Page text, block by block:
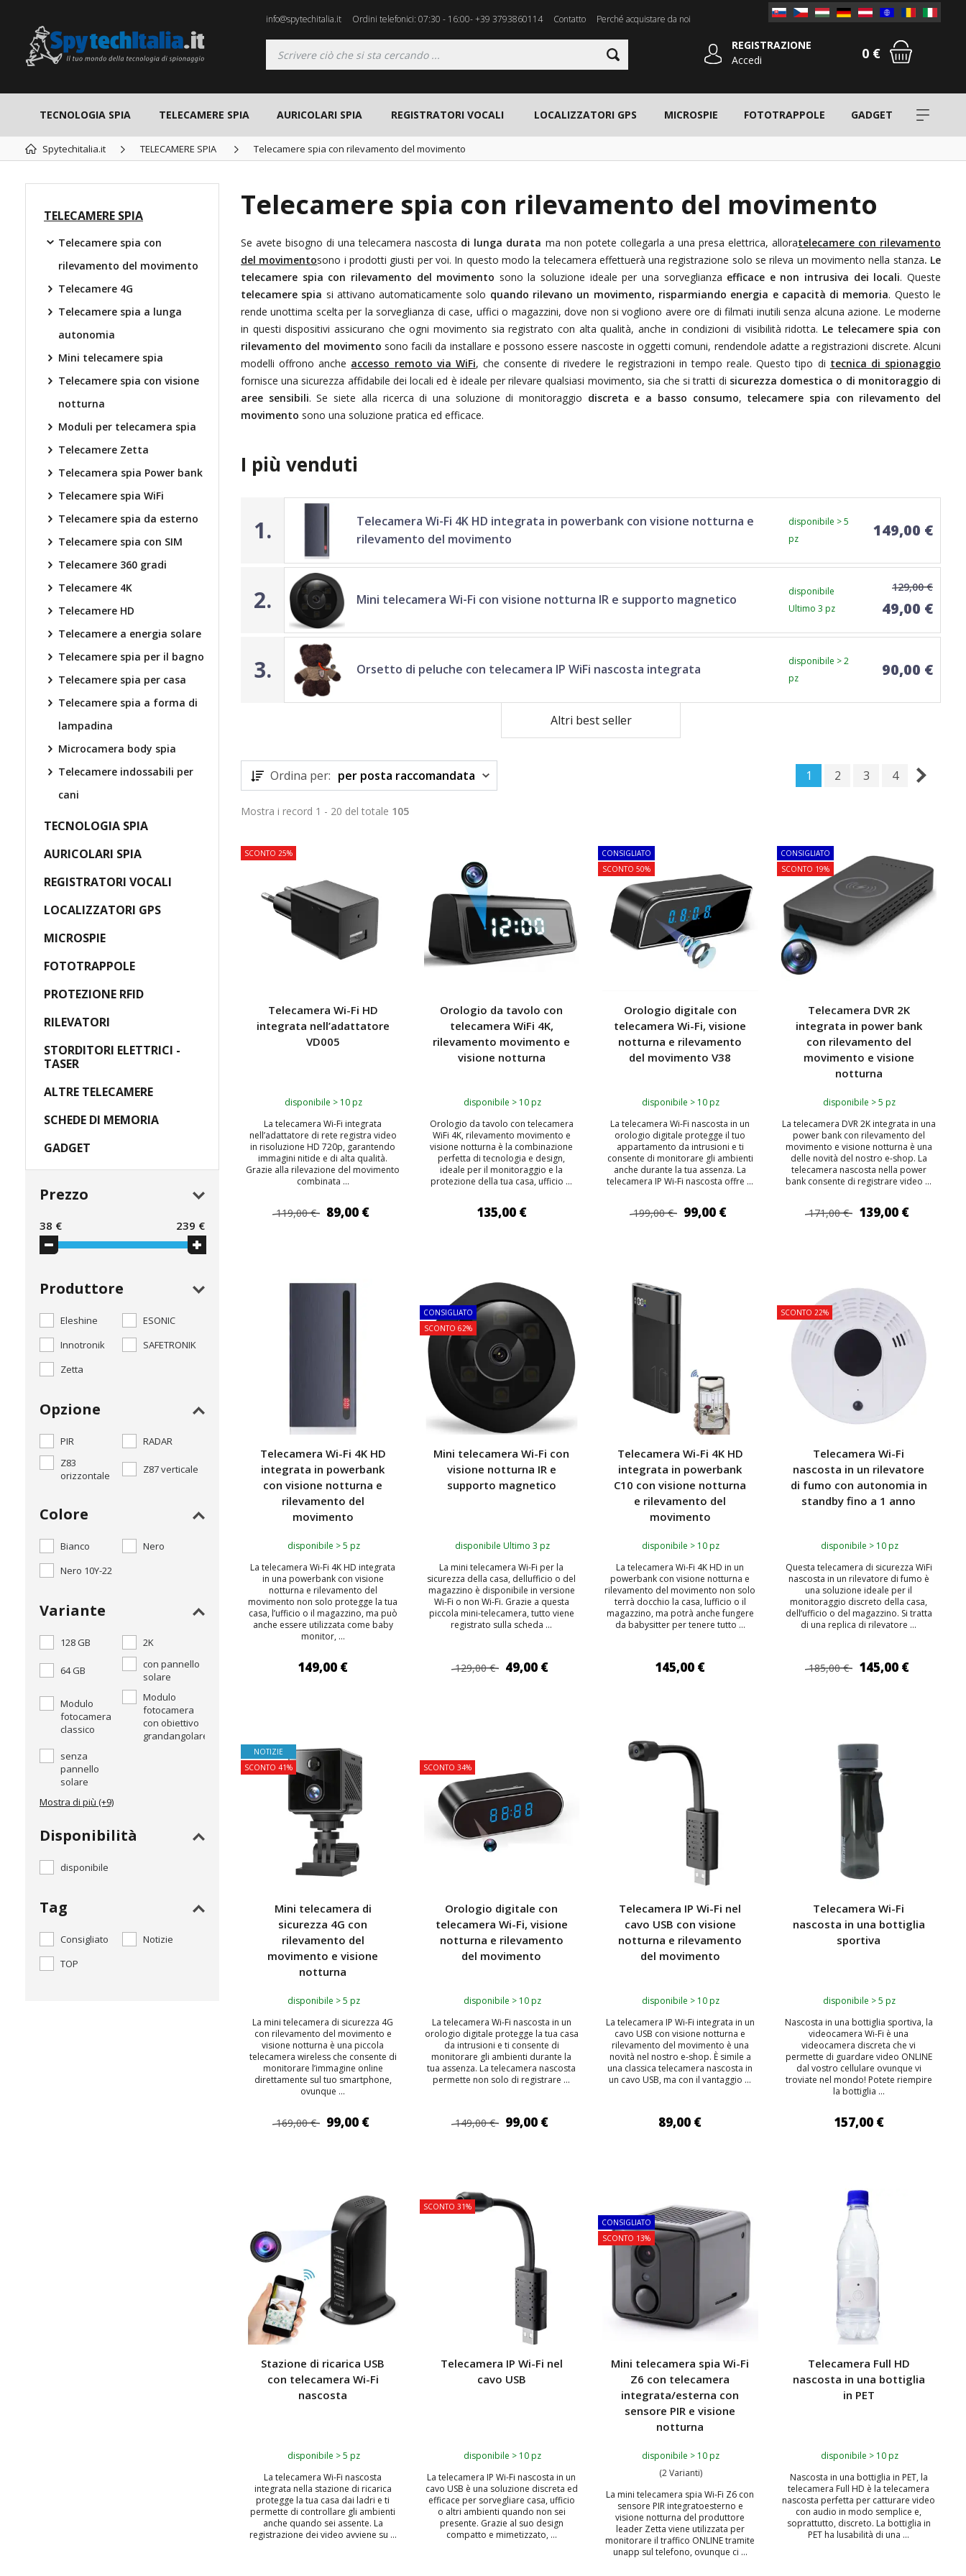
info@spytechitalia.it Ordini telefonici: 07:30 - 16:00- +39 3793860114 Contatto Perché acquistare da noi
REGISTRAZIONE
Accedi
0 €
TECNOLOGIA SPIA TELECAMERE SPIA AURICOLARI SPIA REGISTRATORI VOCALI LOCALIZZATORI GPS MICROSPIE FOTOTRAPPOLE GADGET
Spytechitalia.it TELECAMERE SPIA Telecamere spia con rilevamento del movimento
Telecamere spia con rilevamento del movimento
Se avete bisogno di una telecamera nascosta di lunga durata ma non potete collegarla a una presa elettrica, alloratelecamere con rilevamento
del movimentosono i prodotti giusti per voi. In questo modo la telecamera effettuerà una registrazione solo se rileva un movimento nella stanza. Le
telecamere spia con rilevamento del movimento sono la soluzione ideale per una sorveglianza efficace e non intrusiva dei locali. Queste
telecamere spia si attivano automaticamente solo quando rilevano un movimento, risparmiando energia e capacità di memoria. Questo le
rende unottima scelta per la sorveglianza di case, uffici o magazzini, dove non si vogliono avere ore di filmati inutili senza alcuna azione. Le moderne
in questi dispositivi assicurano che ogni movimento sia registrato con alta qualità, anche in condizioni di visibilità ridotta. Le telecamere spia con
rilevamento del movimento sono facili da installare e possono essere nascoste in oggetti comuni, rendendole adatte a registrazioni discrete. Alcuni
modelli offrono anche accesso remoto via WiFi, che consente di rivedere le registrazioni in tempo reale. Questo tipo di tecnica di spionaggio
fornisce una sicurezza affidabile dei locali ed è ideale per rilevare qualsiasi movimento, sia che si tratti di sicurezza domestica o di monitoraggio di
aree sensibili.Se siete alla ricerca di una soluzione di monitoraggio discreta e a basso consumo, telecamere spia con rilevamento del
movimento sono una soluzione pratica ed efficace.
I più venduti
1.
Telecamera Wi-Fi 4K HD integrata in powerbank con visione notturna e
rilevamento del movimento
disponibile > 5
pz
149,00 €
2. Mini telecamera Wi-Fi con visione notturna IR e supporto magnetico
disponibile
Ultimo 3 pz
129,00 €
49,00 €
3. Orsetto di peluche con telecamera IP WiFi nascosta integrata
disponibile > 2
pz
90,00 €
Altri best seller
Ordina per: per posta raccomandata
Mostra i record 1 - 20 del totale 105
1 2 3 4
SCONTO 25%
Telecamera Wi-Fi HD
integrata nell’adattatore
VD005
disponibile > 10 pz
La telecamera Wi-Fi integrata
nell’adattatore di rete registra video
in risoluzione HD 720p, garantendo
immagini nitide e di alta qualità.
Grazie alla rilevazione del movimento
combinata ...
119,00 € 89,00 €
Orologio da tavolo con
telecamera WiFi 4K,
rilevamento movimento e
visione notturna
disponibile > 10 pz
Orologio da tavolo con telecamera
WiFi 4K, rilevamento movimento e
visione notturna è la combinazione
perfetta di tecnologia e design,
ideale per il monitoraggio e la
protezione della tua casa, ufficio ...
135,00 €
CONSIGLIATO
SCONTO 50%
Orologio digitale con
telecamera Wi-Fi, visione
notturna e rilevamento
del movimento V38
disponibile > 10 pz
La telecamera Wi-Fi nascosta in un
orologio digitale protegge il tuo
appartamento da intrusioni e ti
consente di monitorare gli ambienti
anche durante la tua assenza. La
telecamera IP Wi-Fi nascosta offre ...
199,00 € 99,00 €
CONSIGLIATO
SCONTO 19%
Telecamera DVR 2K
integrata in power bank
con rilevamento del
movimento e visione
notturna
disponibile > 5 pz
La telecamera DVR 2K integrata in una
power bank con rilevamento del
movimento e visione notturna è una
delle novità del nostro e-shop. La
telecamera nascosta nella power
bank consente di registrare video ...
171,00 € 139,00 €
Telecamera Wi-Fi 4K HD
integrata in powerbank
con visione notturna e
rilevamento del
movimento
disponibile > 5 pz
La telecamera Wi-Fi 4K HD integrata
in una powerbank con visione
notturna e rilevamento del
movimento non solo protegge la tua
casa, l’ufficio o il magazzino, ma può
anche essere utilizzata come baby
monitor, ...
149,00 €
CONSIGLIATO
SCONTO 62%
Mini telecamera Wi-Fi con
visione notturna IR e
supporto magnetico
disponibile Ultimo 3 pz
La mini telecamera Wi-Fi per la
sicurezza della casa, dellufficio o del
magazzino è disponibile in versione
Wi-Fi o non Wi-Fi. Grazie a questa
piccola mini-telecamera, tutto viene
registrato sulla scheda ...
129,00 € 49,00 €
Telecamera Wi-Fi 4K HD
integrata in powerbank
C10 con visione notturna
e rilevamento del
movimento
disponibile > 10 pz
La telecamera Wi-Fi 4K HD in un
powerbank con visione notturna e
rilevamento del movimento non solo
terrà docchio la casa, lufficio o il
magazzino, ma potrà anche fungere
da babysitter per tenere tutto ...
145,00 €
SCONTO 22%
Telecamera Wi-Fi
nascosta in un rilevatore
di fumo con autonomia in
standby fino a 1 anno
disponibile > 10 pz
Questa telecamera di sicurezza WiFi
nascosta in un rilevatore di fumo è
una soluzione ideale per il
monitoraggio discreto della casa,
dell’ufficio o del magazzino. Si tratta
di una replica di rilevatore ...
185,00 € 145,00 €
NOTIZIE
SCONTO 41%
Mini telecamera di
sicurezza 4G con
rilevamento del
movimento e visione
notturna
disponibile > 5 pz
La mini telecamera di sicurezza 4G
con rilevamento del movimento e
visione notturna è una piccola
telecamera wireless che consente di
monitorare l’immagine online
direttamente sul tuo smartphone,
ovunque ...
169,00 € 99,00 €
SCONTO 34%
Orologio digitale con
telecamera Wi-Fi, visione
notturna e rilevamento
del movimento
disponibile > 10 pz
La telecamera Wi-Fi nascosta in un
orologio digitale protegge la tua casa
da intrusioni e ti consente di
monitorare gli ambienti durante la
tua assenza. La telecamera nascosta
permette non solo di registrare ...
149,00 € 99,00 €
Telecamera IP Wi-Fi nel
cavo USB con visione
notturna e rilevamento
del movimento
disponibile > 10 pz
La telecamera IP Wi-Fi integrata in un
cavo USB con visione notturna e
rilevamento del movimento è una
novità nel nostro e-shop. È simile a
una classica telecamera nascosta in
un cavo USB, ma con il vantaggio ...
89,00 €
Telecamera Wi-Fi
nascosta in una bottiglia
sportiva
disponibile > 5 pz
Nascosta in una bottiglia sportiva, la
videocamera Wi-Fi è una
videocamera discreta che vi
permette di guardare video ONLINE
dal vostro cellulare ovunque vi
troviate nel mondo! Potete riempire
la bottiglia ...
157,00 €
Stazione di ricarica USB
con telecamera Wi-Fi
nascosta
disponibile > 5 pz
La telecamera Wi-Fi nascosta
integrata nella stazione di ricarica
protegge la tua casa dai ladri e ti
permette di controllare gli ambienti
anche quando sei assente. La
registrazione dei video avviene su ...
SCONTO 31%
Telecamera IP Wi-Fi nel
cavo USB
disponibile > 10 pz
La telecamera IP Wi-Fi nascosta in un
cavo USB è una soluzione discreta ed
efficace per sorvegliare casa, ufficio
o altri ambienti quando non sei
presente. Grazie al suo design
compatto e mimetizzato, ...
CONSIGLIATO
SCONTO 13%
Mini telecamera spia Wi-Fi
Z6 con telecamera
integrata/esterna con
sensore PIR e visione
notturna
disponibile > 10 pz
(2 Varianti)
La mini telecamera spia Wi-Fi Z6 con
sensore PIR integratoesterno e
visione notturna del produttore
leader Zetta viene utilizzata per
monitorare il traffico ONLINE tramite
unapp sul telefono, ovunque ci ...
Telecamera Full HD
nascosta in una bottiglia
in PET
disponibile > 10 pz
Nascosta in una bottiglia in PET, la
telecamera Full HD è la telecamera
nascosta perfetta per catturare video
con audio in modo semplice e,
soprattutto, discreto. La bottiglia in
PET ha lusabilità di una ...
TELECAMERE SPIA
Telecamere spia con
rilevamento del movimento
Telecamere 4G
Telecamere spia a lunga
autonomia
Mini telecamere spia
Telecamere spia con visione
notturna
Moduli per telecamera spia
Telecamere Zetta
Telecamera spia Power bank
Telecamere spia WiFi
Telecamere spia da esterno
Telecamere spia con SIM
Telecamere 360 gradi
Telecamere 4K
Telecamere HD
Telecamere a energia solare
Telecamere spia per il bagno
Telecamere spia per casa
Telecamere spia a forma di
lampadina
Microcamera body spia
Telecamere indossabili per
cani
TECNOLOGIA SPIA
AURICOLARI SPIA
REGISTRATORI VOCALI
LOCALIZZATORI GPS
MICROSPIE
FOTOTRAPPOLE
PROTEZIONE RFID
RILEVATORI
STORDITORI ELETTRICI -
TASER
ALTRE TELECAMERE
SCHEDE DI MEMORIA
GADGET
Prezzo
38 € 239 €
Produttore
Eleshine
ESONIC
Innotronik
SAFETRONIK
Zetta
Opzione
PIR
RADAR
Z83
orizzontale
Z87 verticale
Colore
Bianco
Nero
Nero 10Y-22
Variante
128 GB 2K
64 GB
con pannello
solare
Modulo
fotocamera
classico
Modulo
fotocamera
con obiettivo
grandangolare
senza
pannello
solare
Mostra di più (+9)
Disponibilità
disponibile
Tag
Consigliato
Notizie
TOP